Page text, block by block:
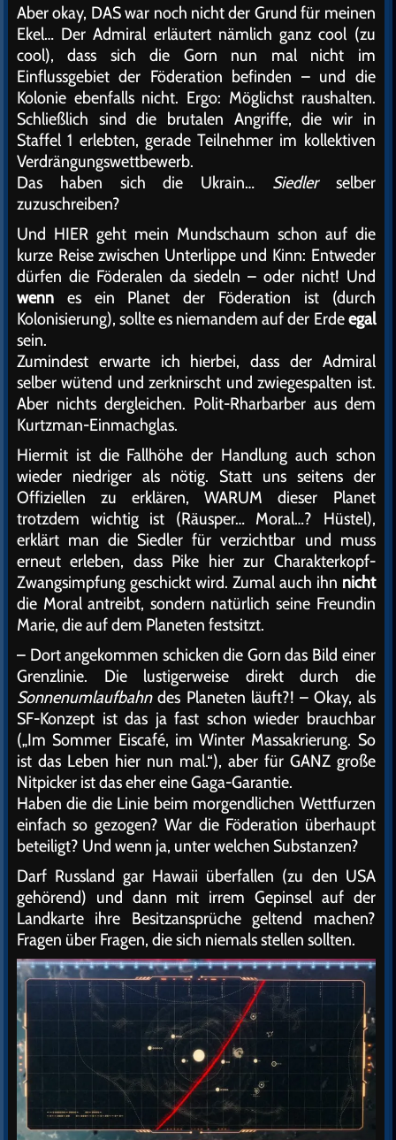
Aber okay, DAS war noch nicht der Grund für meinen
Ekel… Der Admiral erläutert nämlich ganz cool (zu
cool), dass sich die Gorn nun mal nicht im
Einflussgebiet der Föderation befinden – und die
Kolonie ebenfalls nicht. Ergo: Möglichst raushalten.
Schließlich sind die brutalen Angriffe, die wir in
Staffel 1 erlebten, gerade Teilnehmer im kollektiven
Verdrängungswettbewerb.
Das haben sich die Ukrain… Siedlerselber
zuzuschreiben?
Und HIER geht mein Mundschaum schon auf die
kurze Reise zwischen Unterlippe und Kinn: Entweder
dürfen die Föderalen da siedeln – oder nicht! Und
wenn es ein Planet der Föderation ist (durch
Kolonisierung), sollte es niemandem auf der Erdeegal
sein.
Zumindest erwarte ich hierbei, dass der Admiral
selber wütend und zerknirscht und zwiegespalten ist.
Aber nichts dergleichen. Polit-Rharbarber aus dem
Kurtzman-Einmachglas.
Hiermit ist die Fallhöhe der Handlung auch schon
wieder niedriger als nötig. Statt uns seitens der
Offiziellen zu erklären, WARUM dieser Planet
trotzdem wichtig ist (Räusper… Moral…? Hüstel),
erklärt man die Siedler für verzichtbar und muss
erneut erleben, dass Pike hier zur Charakterkopf-
Zwangsimpfung geschickt wird. Zumal auch ihn nicht
die Moral antreibt, sondern natürlich seine Freundin
Marie, die auf dem Planeten festsitzt.
– Dort angekommen schicken die Gorn das Bild einer
Grenzlinie. Die lustigerweise direkt durch die
Sonnenumlaufbahndes Planeten läuft?! – Okay, als
SF-Konzept ist das ja fast schon wieder brauchbar
(„Im Sommer Eiscafé, im Winter Massakrierung. So
ist das Leben hier nun mal.“), aber für GANZ große
Nitpicker ist das eher eine Gaga-Garantie.
Haben die die Linie beim morgendlichen Wettfurzen
einfach so gezogen? War die Föderation überhaupt
beteiligt? Und wenn ja, unter welchen Substanzen?
Darf Russland gar Hawaii überfallen (zu den USA
gehörend) und dann mit irrem Gepinsel auf der
Landkarte ihre Besitzansprüche geltend machen?
Fragen über Fragen, die sich niemals stellen sollten.